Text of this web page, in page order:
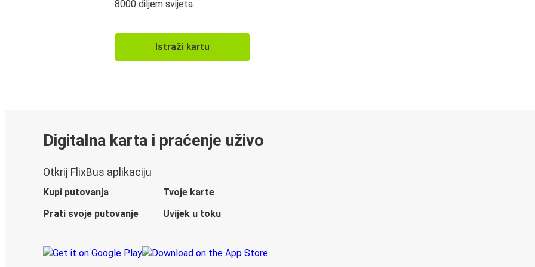
8000 diljem svijeta.
Istraži kartu
Digitalna karta i praćenje uživo
Otkrij FlixBus aplikaciju
Kupi putovanja
Tvoje karte
Prati svoje putovanje
Uvijek u toku